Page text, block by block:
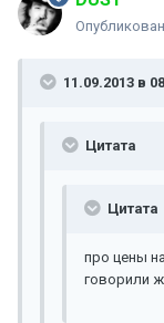
11.09.2013 в
Цитата
Цитата
про цены
говорили